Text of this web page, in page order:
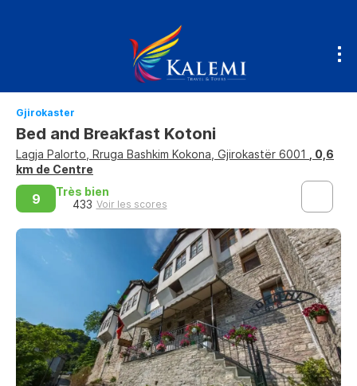
Gjirokaster
Bed and Breakfast Kotoni
Lagja Palorto, Rruga Bashkim Kokona, Gjirokastër 6001
, 0,6
km de Centre
9
Très bien
433 Voir les scores